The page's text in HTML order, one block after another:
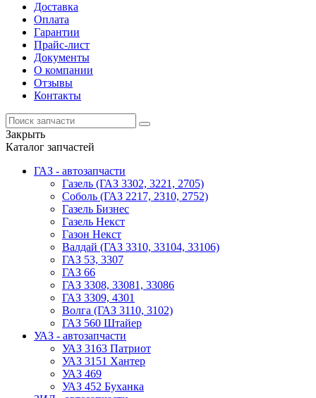
Доставка
Оплата
Гарантии
Прайс-лист
Документы
О компании
Отзывы
Контакты
Закрыть
Каталог запчастей
ГАЗ - автозапчасти
Газель (ГАЗ 3302, 3221, 2705)
Соболь (ГАЗ 2217, 2310, 2752)
Газель Бизнес
Газель Некст
Газон Некст
Валдай (ГАЗ 3310, 33104, 33106)
ГАЗ 53, 3307
ГАЗ 66
ГАЗ 3308, 33081, 33086
ГАЗ 3309, 4301
Волга (ГАЗ 3110, 3102)
ГАЗ 560 Штайер
УАЗ - автозапчасти
УАЗ 3163 Патриот
УАЗ 3151 Хантер
УАЗ 469
УАЗ 452 Буханка